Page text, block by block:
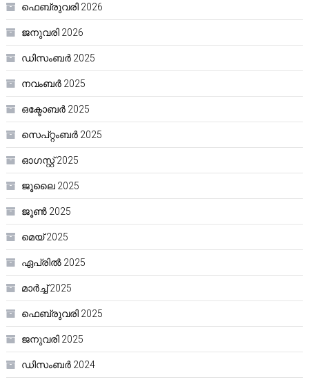
ഫെബ്രുവരി 2026
ജനുവരി 2026
ഡിസംബർ 2025
നവംബർ 2025
ഒക്ടോബർ 2025
സെപ്റ്റംബർ 2025
ഓഗസ്റ്റ്‌ 2025
ജൂലൈ 2025
ജൂൺ 2025
മെയ്‌ 2025
ഏപ്രിൽ 2025
മാർച്ച്‌ 2025
ഫെബ്രുവരി 2025
ജനുവരി 2025
ഡിസംബർ 2024